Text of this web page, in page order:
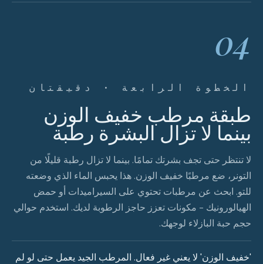
04
الخطوة الرابعة · دقيقتان
طبقة مرطب خفيف الوزن
بينما لا تزال البشرة رطبة
لا تنتظر حتى تجف بشرتك تمامًا. بينما لا تزال رطبة قليلًا من
التونر، ضع مرطبًا خفيف الوزن. هذا يحبس الماء الذي وضعته
للتو. ابحث عن مرطبات تحتوي على السيراميدات أو حمض
الهيالورونيك - مكونات تعزز حاجز الرطوبة لديك. استخدم حوالي
حجم حبة البازلاء لوجهك.
'خفيف الوزن' لا يعني غير فعال. المرطب الجيد يعمل حتى لو لم